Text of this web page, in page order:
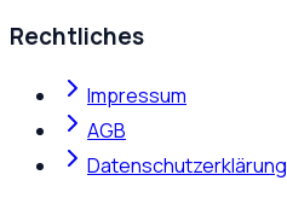
Rechtliches
Impressum
AGB
Datenschutzerklärung